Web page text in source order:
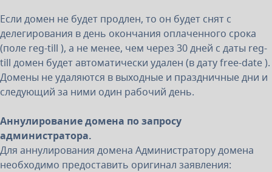
Если домен не будет продлен, то он будет снят с
делегирования в день окончания оплаченного срока
(поле reg-till ), а не менее, чем через 30 дней с даты reg-
till домен будет автоматически удален (в дату free-date ).
Домены не удаляются в выходные и праздничные дни и
следующий за ними один рабочий день.
Аннулирование домена по запросу
администратора.
Для аннулирования домена Администратору домена
необходимо предоставить оригинал заявления: